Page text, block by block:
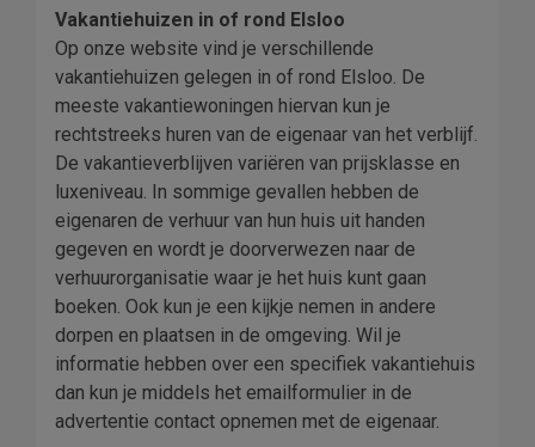
Vakantiehuizen in of rond Elsloo
Op onze website vind je verschillende
vakantiehuizen gelegen in of rond Elsloo. De
meeste vakantiewoningen hiervan kun je
rechtstreeks huren van de eigenaar van het verblijf.
De vakantieverblijven variëren van prijsklasse en
luxeniveau. In sommige gevallen hebben de
eigenaren de verhuur van hun huis uit handen
gegeven en wordt je doorverwezen naar de
verhuurorganisatie waar je het huis kunt gaan
boeken. Ook kun je een kijkje nemen in andere
dorpen en plaatsen in de omgeving. Wil je
informatie hebben over een specifiek vakantiehuis
dan kun je middels het emailformulier in de
advertentie contact opnemen met de eigenaar.